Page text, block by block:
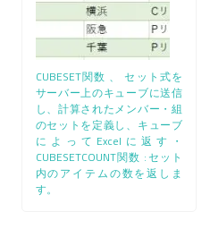
CUBESET関数 、 セット式を
サーバー上のキューブに送信
し、計算されたメンバー・組
のセットを定義し、キューブ
によってExcelに返す・
CUBESETCOUNT関数 :セット
内のアイテムの数を返しま
す。